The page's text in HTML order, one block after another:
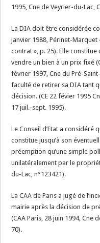
1995, Cne de Veyrier-du-Lac,
La DIA doit être considérée
janvier 1988, Périnet-
contrat », p. 25). Elle
vendre un bien à un prix fixé
février 1997, Cne du Pré-
faculté de retirer sa DIA tant
décision. (CE 22 févier 1995
17 juil.-sept. 1995).
Le Conseil d’Etat a considéré
constitue jusqu’à son
préemption qu’une simple
unilatéralement par le
du-Lac, n°123421).
La CAA de Paris a jugé de
mairie après la décision de
(CAA Paris, 28 juin 1994, Cne
70).